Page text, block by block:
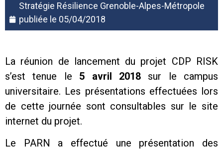
Stratégie Résilience Grenoble-Alpes-Métropole
publiée le 05/04/2018
La réunion de lancement du projet CDP RISK
s’est tenue le 5 avril 2018sur le campus
universitaire. Les présentations effectuées lors
de cette journée sont consultables sur le site
internet du projet.
Le PARN a effectué une présentation des